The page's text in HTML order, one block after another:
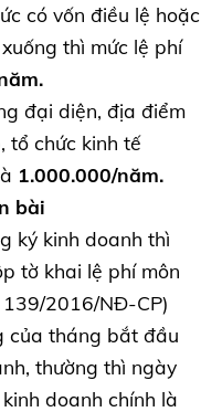
có vốn điều lệ hoặc
thì mức lệ phí
đại diện, địa điểm
tổ chức kinh tế
1.000.000/năm.
bài
ký kinh doanh thì
tờ khai lệ phí môn
2016/NĐ-CP)
của tháng bắt đầu
thường thì ngày
doanh chính là